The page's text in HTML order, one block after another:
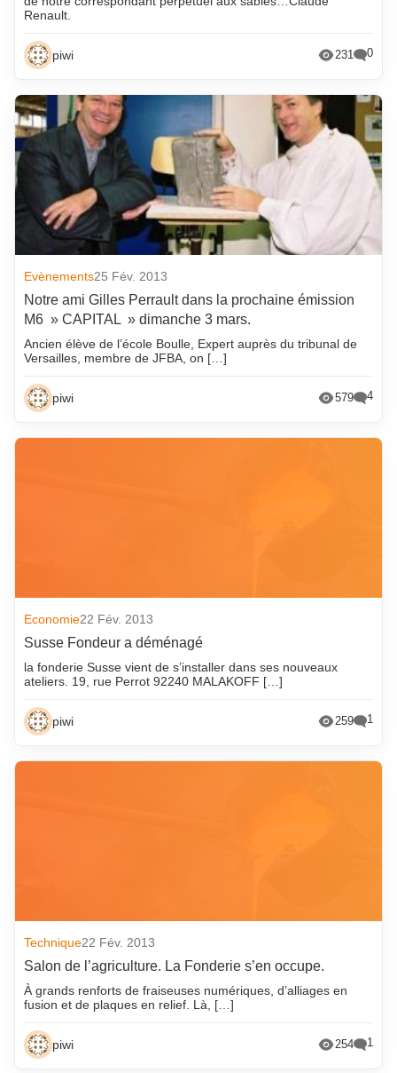
Renault.
piwi 231 0
Evènements25 Fév. 2013
Notre ami Gilles Perrault dans la prochaine émission
M6 » CAPITAL » dimanche 3 mars.
Ancien élève de l’école Boulle, Expert auprès du tribunal de
Versailles, membre de JFBA, on […]
piwi 579 4
Economie22 Fév. 2013
Susse Fondeur a déménagé
la fonderie Susse vient de s’installer dans ses nouveaux
ateliers. 19, rue Perrot 92240 MALAKOFF […]
piwi 259 1
Technique22 Fév. 2013
Salon de l’agriculture. La Fonderie s’en occupe.
À grands renforts de fraiseuses numériques, d’alliages en
fusion et de plaques en relief. Là, […]
piwi 254 1